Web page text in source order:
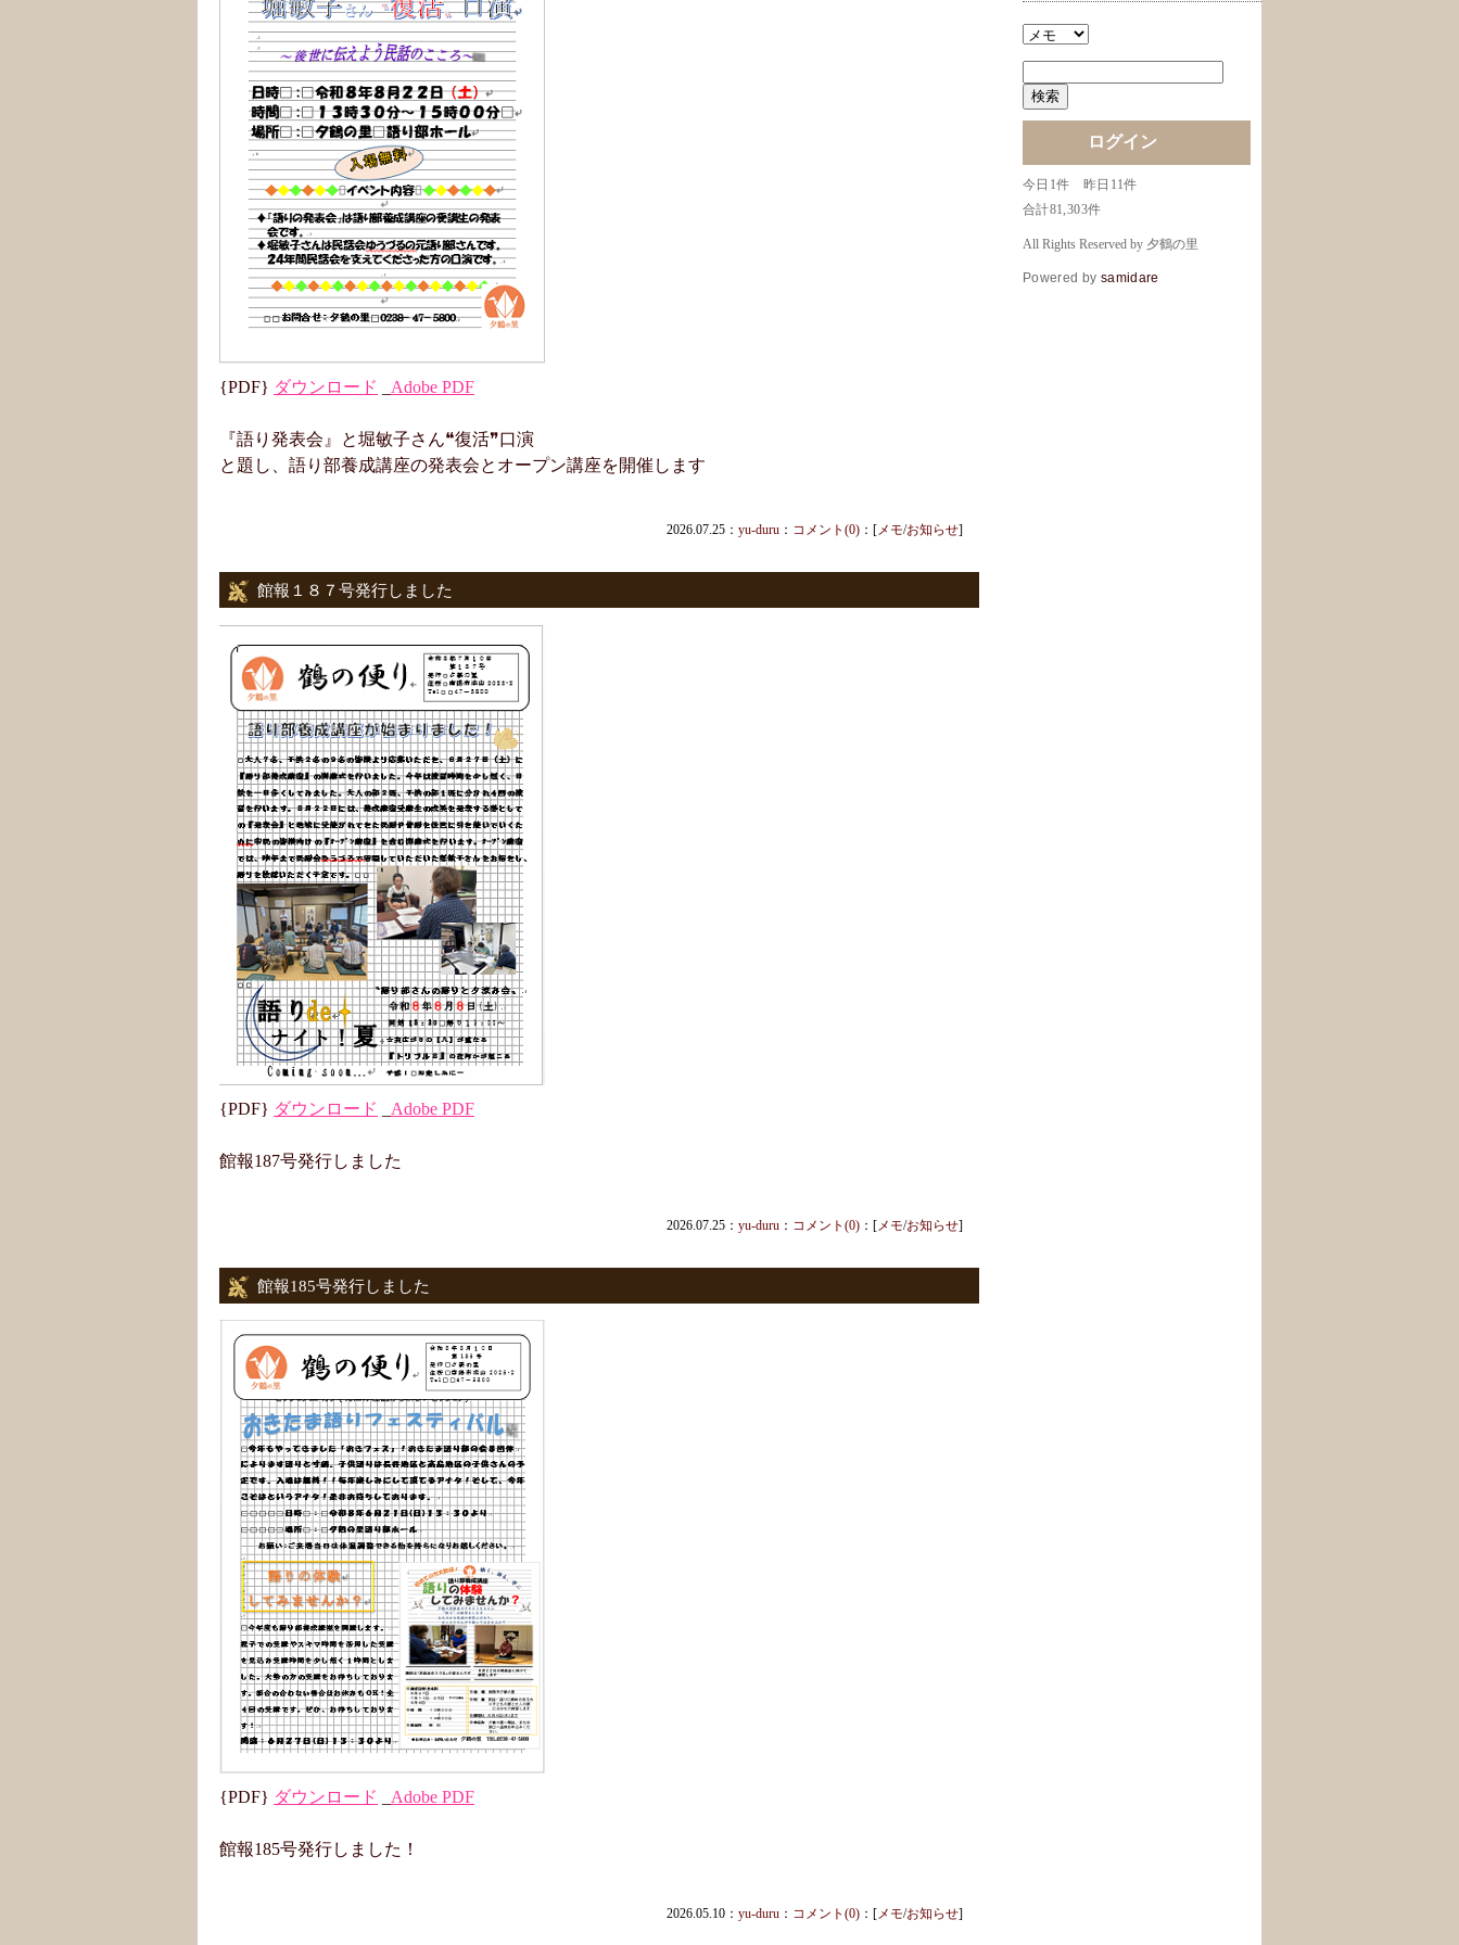
{PDF} ダウンロード Adobe PDF
『語り発表会』と堀敏子さん❝復活❞口演
と題し、語り部養成講座の発表会とオープン講座を開催します
2026.07.25： yu-duru ： コメント(0) ：[メモ/お知らせ]
館報１８７号発行しました
{PDF} ダウンロード Adobe PDF
館報187号発行しました
2026.07.25： yu-duru ： コメント(0) ：[メモ/お知らせ]
館報185号発行しました
{PDF} ダウンロード Adobe PDF
館報185号発行しました！
2026.05.10： yu-duru ： コメント(0) ：[メモ/お知らせ]
ログイン
今日1件 昨日11件
合計81,303件
All Rights Reserved by 夕鶴の里
Powered by samidare